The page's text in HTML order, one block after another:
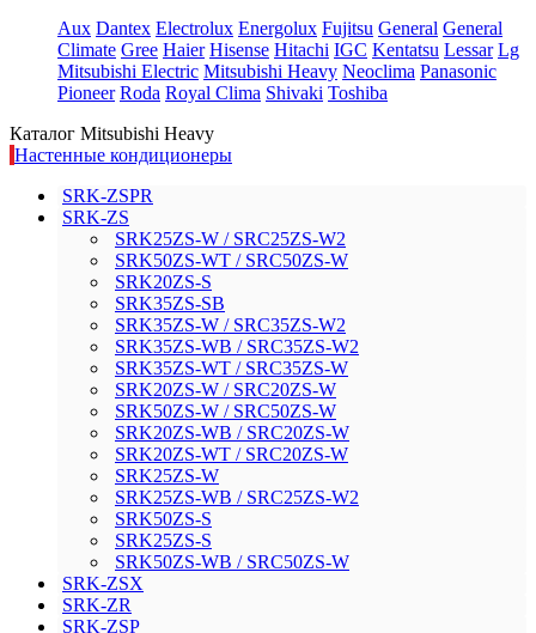
Aux Dantex Electrolux Energolux Fujitsu General General
Climate Gree Haier Hisense Hitachi IGC Kentatsu Lessar Lg
Mitsubishi Electric Mitsubishi Heavy Neoclima Panasonic
Pioneer Roda Royal Clima Shivaki Toshiba
Каталог Mitsubishi Heavy
Настенные кондиционеры
SRK-ZSPR
SRK-ZS
SRK25ZS-W / SRC25ZS-W2
SRK50ZS-WT / SRC50ZS-W
SRK20ZS-S
SRK35ZS-SB
SRK35ZS-W / SRC35ZS-W2
SRK35ZS-WB / SRC35ZS-W2
SRK35ZS-WT / SRC35ZS-W
SRK20ZS-W / SRC20ZS-W
SRK50ZS-W / SRC50ZS-W
SRK20ZS-WB / SRC20ZS-W
SRK20ZS-WT / SRC20ZS-W
SRK25ZS-W
SRK25ZS-WB / SRC25ZS-W2
SRK50ZS-S
SRK25ZS-S
SRK50ZS-WB / SRC50ZS-W
SRK-ZSX
SRK-ZR
SRK-ZSP